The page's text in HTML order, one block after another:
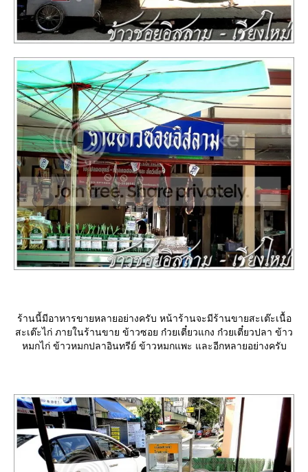
ร้านนี้มีอาหารขายหลายอย่างครับ หน้าร้านจะมีร้านขายสะเต๊ะเนื้อ
สะเต๊ะไก่ ภายในร้านขาย ข้าวซอย ก๋วยเตี๋ยวแกง ก๋วยเตี๋ยวปลา ข้าว
หมกไก่ ข้าวหมกปลาอินทรีย์ ข้าวหมกแพะ และอีกหลายอย่างครับ